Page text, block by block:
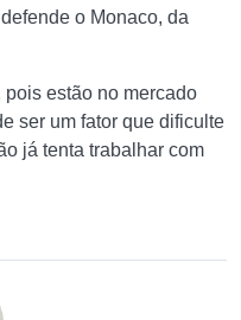
o Monaco, da
estão no mercado
ser um fator que dificulte
já tenta trabalhar com